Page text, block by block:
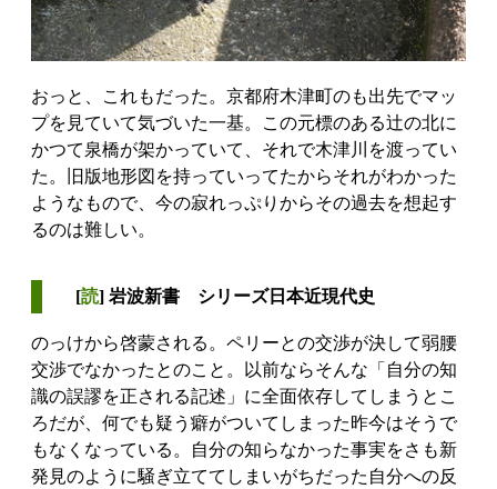
おっと、これもだった。京都府木津町のも出先でマッ
プを見ていて気づいた一基。この元標のある辻の北に
かつて泉橋が架かっていて、それで木津川を渡ってい
た。旧版地形図を持っていってたからそれがわかった
ようなもので、今の寂れっぷりからその過去を想起す
るのは難しい。
[読] 岩波新書 シリーズ日本近現代史
のっけから啓蒙される。ペリーとの交渉が決して弱腰
交渉でなかったとのこと。以前ならそんな「自分の知
識の誤謬を正される記述」に全面依存してしまうとこ
ろだが、何でも疑う癖がついてしまった昨今はそうで
もなくなっている。自分の知らなかった事実をさも新
発見のように騒ぎ立ててしまいがちだった自分への反